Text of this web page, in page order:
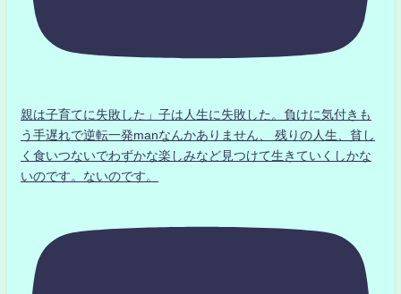
親は子育てに失敗した」子は人生に失敗した。負けに気付きも
う手遅れで逆転一発manなんかありません、 残りの人生、貧し
く食いつないでわずかな楽しみなど見つけて生きていくしかな
いのです。ないのです。